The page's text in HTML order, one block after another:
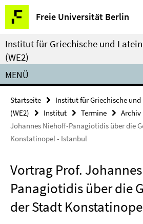
Springe
direkt
zu
Inhalt
Freie Universität Berlin
Service-
Navigation
Institut für Griechische und
(WE2)
MENÜ
Startseite
Institut für Griechische
(WE2)
Institut Termine Archiv
Johannes Niehoff-Panagiotidis über die
Konstatinopel - Istanbul
Vortrag Prof.
Panagiotidis über die
der Stadt